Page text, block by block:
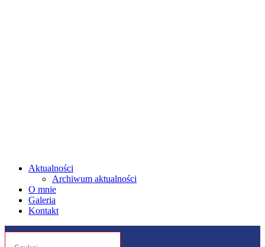
Aktualności
Archiwum aktualności
O mnie
Galeria
Kontakt
Search